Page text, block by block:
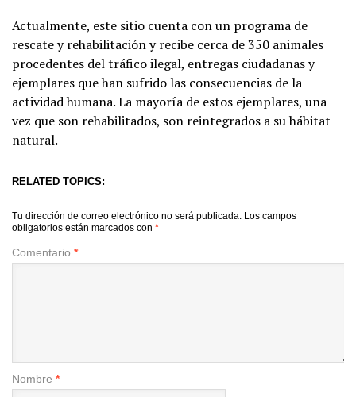
Actualmente, este sitio cuenta con un programa de
rescate y rehabilitación y recibe cerca de 350 animales
procedentes del tráfico ilegal, entregas ciudadanas y
ejemplares que han sufrido las consecuencias de la
actividad humana. La mayoría de estos ejemplares, una
vez que son rehabilitados, son reintegrados a su hábitat
natural.
RELATED TOPICS:
Tu dirección de correo electrónico no será publicada. Los campos
obligatorios están marcados con *
Comentario *
Nombre *